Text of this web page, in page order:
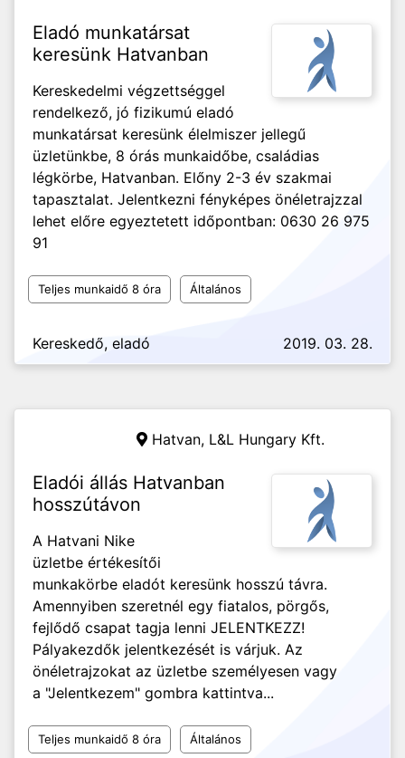
Eladó munkatársat
keresünk Hatvanban
Kereskedelmi végzettséggel
rendelkező, jó fizikumú eladó
munkatársat keresünk élelmiszer jellegű
üzletünkbe, 8 órás munkaidőbe, családias
légkörbe, Hatvanban. Előny 2-3 év szakmai
tapasztalat. Jelentkezni fényképes önéletrajzzal
lehet előre egyeztetett időpontban: 0630 26 975
91
Teljes munkaidő 8 óra Általános
Kereskedő, eladó 2019. 03. 28.
Hatvan, L&L Hungary Kft.
Eladói állás Hatvanban
hosszútávon
A Hatvani Nike
üzletbe értékesítői
munkakörbe eladót keresünk hosszú távra.
Amennyiben szeretnél egy fiatalos, pörgős,
fejlődő csapat tagja lenni JELENTKEZZ!
Pályakezdők jelentkezését is várjuk. Az
önéletrajzokat az üzletbe személyesen vagy
a "Jelentkezem" gombra kattintva...
Teljes munkaidő 8 óra Általános